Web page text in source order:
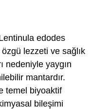
edodes
lezzeti ve sağlık
nedeniyle yaygın
mantardır.
temel biyoaktif
bileşimi